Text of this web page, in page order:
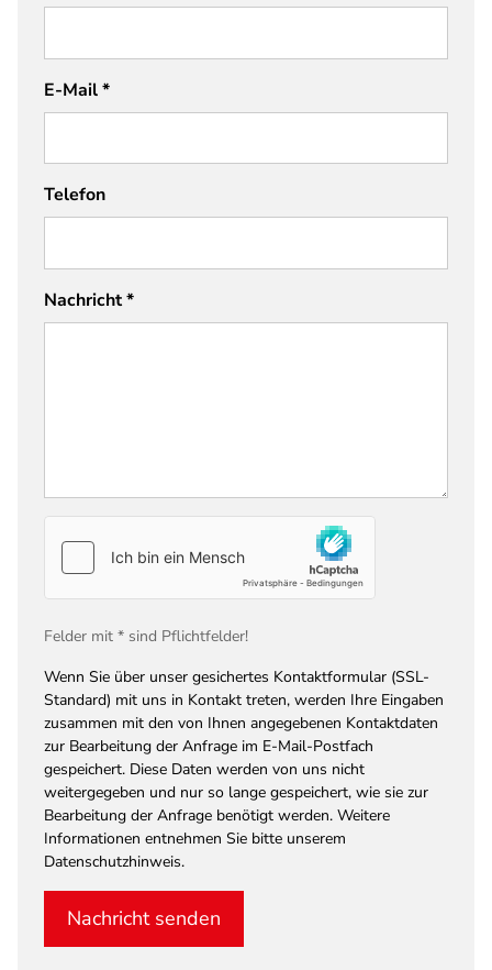
E-Mail*
Telefon
Nachricht*
Felder mit * sind Pflichtfelder!
Wenn Sie über unser gesichertes Kontaktformular (SSL-
Standard) mit uns in Kontakt treten, werden Ihre Eingaben
zusammen mit den von Ihnen angegebenen Kontaktdaten
zur Bearbeitung der Anfrage im E-Mail-Postfach
gespeichert. Diese Daten werden von uns nicht
weitergegeben und nur so lange gespeichert, wie sie zur
Bearbeitung der Anfrage benötigt werden. Weitere
Informationen entnehmen Sie bitte unserem
Datenschutzhinweis.
Nachricht senden